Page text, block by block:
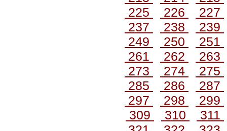
225
226
227
237
238
239
249
250
251
261
262
263
273
274
275
285
286
287
297
298
299
309
310
311